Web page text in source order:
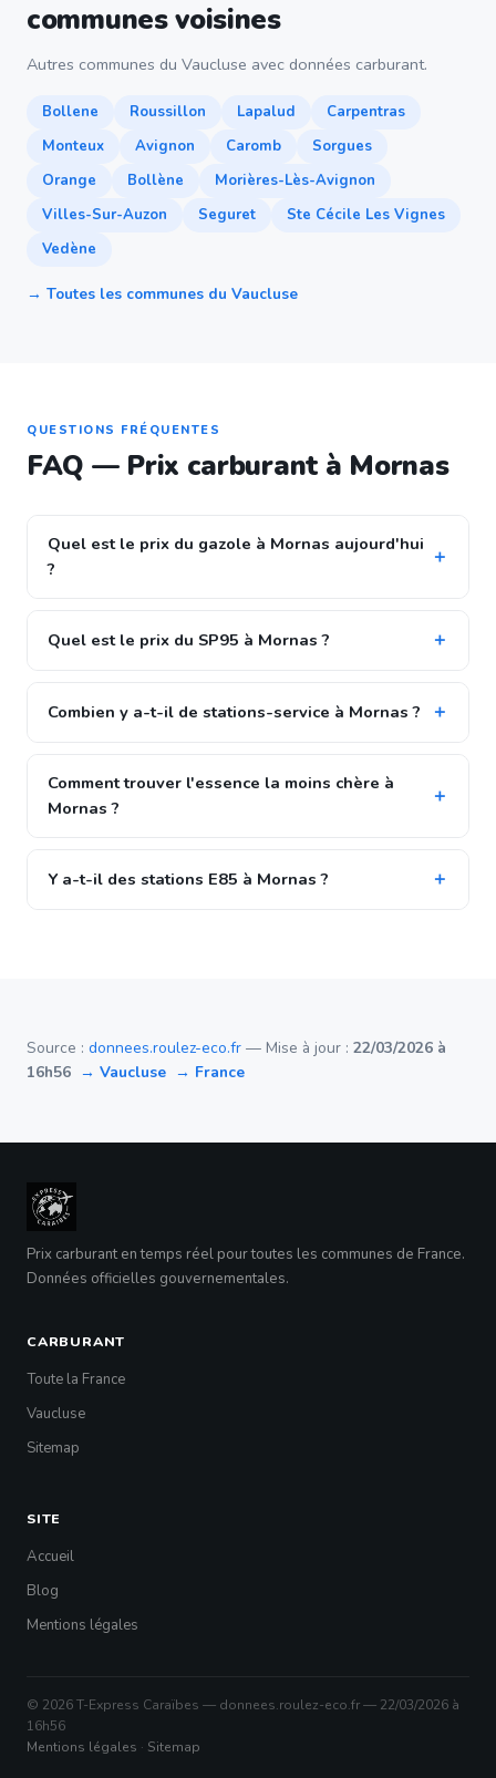
communes voisines
Autres communes du Vaucluse avec données carburant.
Bollene Roussillon Lapalud
Carpentras
Monteux
Avignon Caromb
Sorgues
Orange
Bollène
Morières-Lès-Avignon
Villes-Sur-Auzon
Seguret
Ste Cécile Les Vignes
Vedène
→ Toutes les communes du Vaucluse
QUESTIONS FRÉQUENTES
FAQ — Prix carburant à Mornas
Quel est le prix du gazole à Mornas aujourd'hui
?
Quel est le prix du SP95 à Mornas ?
Combien y a-t-il de stations-service à Mornas ?
Comment trouver l'essence la moins chère à
Mornas ?
Y a-t-il des stations E85 à Mornas ?
Source : donnees.roulez-eco.fr — Mise à jour : 22/03/2026 à
16h56 → Vaucluse → France
Prix carburant en temps réel pour toutes les communes de France.
Données officielles gouvernementales.
CARBURANT
Toute la France
Vaucluse
Sitemap
SITE
Accueil
Blog
Mentions légales
© 2026 T-Express Caraïbes — donnees.roulez-eco.fr — 22/03/2026 à
16h56
Mentions légales · Sitemap